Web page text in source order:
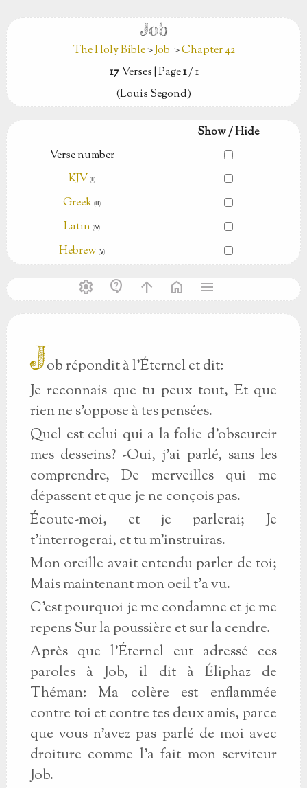
Job
The Holy Bible>Job >Chapter 42
17Verses|Page1/ 1
(Louis Segond)
Show / Hide
Verse number
KJV (Ⅱ)
Greek (Ⅲ)
Latin (Ⅳ)
Hebrew (Ⅴ)
settings contact_support arrow_upward home menu
Job répondit à l'Éternel et dit:
Je reconnais que tu peux tout, Et que
rien ne s'oppose à tes pensées.
Quel est celui qui a la folie d'obscurcir
mes desseins? -Oui, j'ai parlé, sans les
comprendre, De merveilles qui me
dépassent et que je ne conçois pas.
Écoute-moi, et je parlerai; Je
t'interrogerai, et tu m'instruiras.
Mon oreille avait entendu parler de toi;
Mais maintenant mon oeil t'a vu.
C'est pourquoi je me condamne et je me
repens Sur la poussière et sur la cendre.
Après que l'Éternel eut adressé ces
paroles à Job, il dit à Éliphaz de
Théman: Ma colère est enflammée
contre toi et contre tes deux amis, parce
que vous n'avez pas parlé de moi avec
droiture comme l'a fait mon serviteur
Job.